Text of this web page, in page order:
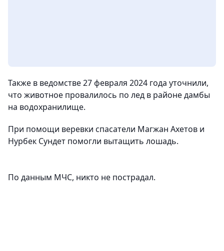
Также в ведомстве 27 февраля 2024 года уточнили,
что животное провалилось по лед в районе дамбы
на водохранилище.
При помощи веревки спасатели Магжан Ахетов и
Нурбек Сундет помогли вытащить лошадь.
По данным МЧС, никто не пострадал.